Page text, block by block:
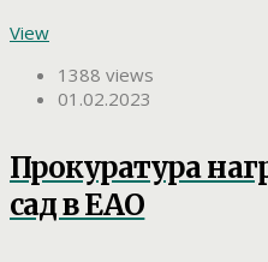
View
1388 views
01.02.2023
Прокуратура
сад в ЕАО